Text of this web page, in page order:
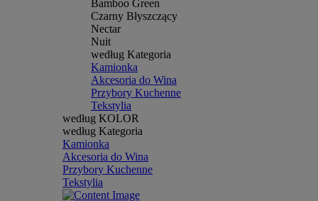
Bamboo Green
Czarny Błyszczący
Nectar
Nuit
według Kategoria
Kamionka
Akcesoria do Wina
Przybory Kuchenne
Tekstylia
według KOLOR
według Kategoria
Kamionka
Akcesoria do Wina
Przybory Kuchenne
Tekstylia